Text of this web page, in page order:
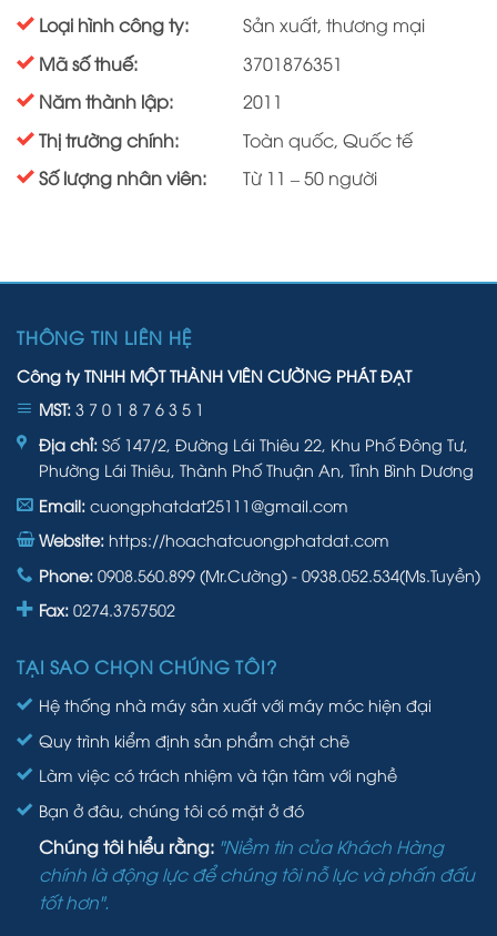
Loại hình công ty:
Sản xuất, thương mại
Mã số thuế:
3701876351
Năm thành lập:
2011
Thị trường chính:
Toàn quốc, Quốc tế
Số lượng nhân viên:
Từ 11 – 50 người
THÔNG TIN LIÊN HỆ
Công ty TNHH MỘT THÀNH VIÊN CƯỜNG PHÁT ĐẠT
MST: 3 7 0 1 8 7 6 3 5 1
Địa chỉ: Số 147/2, Đường Lái Thiêu 22, Khu Phố Đông Tư,
Phường Lái Thiêu, Thành Phố Thuận An, Tỉnh Bình Dương
Email: cuongphatdat25111@gmail.com
Website: https://hoachatcuongphatdat.com
Phone: 0908.560.899 (Mr.Cường) - 0938.052.534(Ms.Tuyền)
Fax: 0274.3757502
TẠI SAO CHỌN CHÚNG TÔI?
Hệ thống nhà máy sản xuất với máy móc hiện đại
Quy trình kiểm định sản phẩm chặt chẽ
Làm việc có trách nhiệm và tận tâm với nghề
Bạn ở đâu, chúng tôi có mặt ở đó
Chúng tôi hiểu rằng: "Niềm tin của Khách Hàng
chính là động lực để chúng tôi nỗ lực và phấn đấu
tốt hơn".